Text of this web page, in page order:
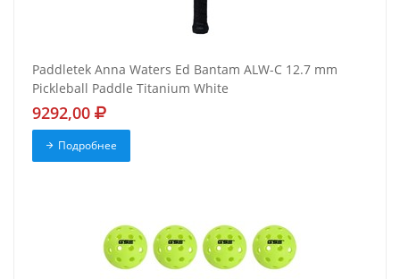
Paddletek Anna Waters Ed Bantam ALW-C 12.7 mm
Pickleball Paddle Titanium White
9292,00
Подробнее